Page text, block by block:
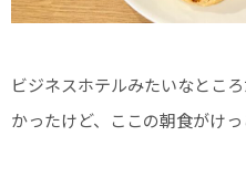
ビジネスホテルみたいなとこ
かったけど、ここの朝食がけっ